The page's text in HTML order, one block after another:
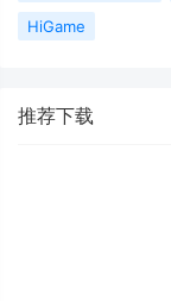
HiGame
推荐下载